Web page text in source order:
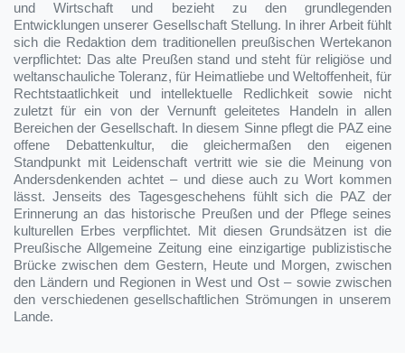
und Wirtschaft und bezieht zu den grundlegenden
Entwicklungen unserer Gesellschaft Stellung. In ihrer Arbeit fühlt
sich die Redaktion dem traditionellen preußischen Wertekanon
verpflichtet: Das alte Preußen stand und steht für religiöse und
weltanschauliche Toleranz, für Heimatliebe und Weltoffenheit, für
Rechtstaatlichkeit und intellektuelle Redlichkeit sowie nicht
zuletzt für ein von der Vernunft geleitetes Handeln in allen
Bereichen der Gesellschaft. In diesem Sinne pflegt die PAZ eine
offene Debattenkultur, die gleichermaßen den eigenen
Standpunkt mit Leidenschaft vertritt wie sie die Meinung von
Andersdenkenden achtet – und diese auch zu Wort kommen
lässt. Jenseits des Tagesgeschehens fühlt sich die PAZ der
Erinnerung an das historische Preußen und der Pflege seines
kulturellen Erbes verpflichtet. Mit diesen Grundsätzen ist die
Preußische Allgemeine Zeitung eine einzigartige publizistische
Brücke zwischen dem Gestern, Heute und Morgen, zwischen
den Ländern und Regionen in West und Ost – sowie zwischen
den verschiedenen gesellschaftlichen Strömungen in unserem
Lande.